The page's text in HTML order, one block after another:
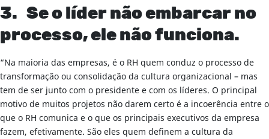
3. Se o líder não embarcar no
processo, ele não funciona.
“Na maioria das empresas, é o RH quem conduz o processo de
transformação ou consolidação da cultura organizacional – mas
tem de ser junto com o presidente e com os líderes. O principal
motivo de muitos projetos não darem certo é a incoerência entre o
que o RH comunica e o que os principais executivos da empresa
fazem, efetivamente. São eles quem definem a cultura da